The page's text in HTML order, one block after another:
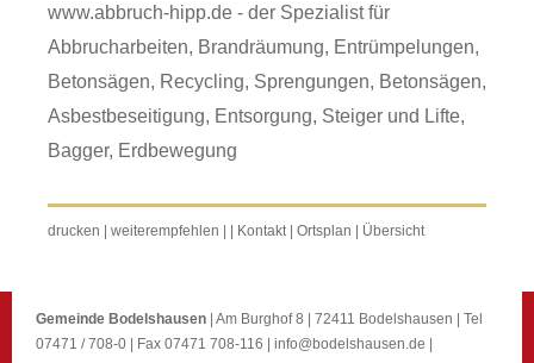
www.abbruch-hipp.de - der Spezialist für
Abbrucharbeiten, Brandräumung, Entrümpelungen,
Betonsägen, Recycling, Sprengungen, Betonsägen,
Asbestbeseitigung, Entsorgung, Steiger und Lifte,
Bagger, Erdbewegung
drucken weiterempfehlen Kontakt| Ortsplan Übersicht
Gemeinde Bodelshausen | Am Burghof 8 | 72411 Bodelshausen | Tel
07471 / 708-0 | Fax 07471 708-116 | info@bodelshausen.de